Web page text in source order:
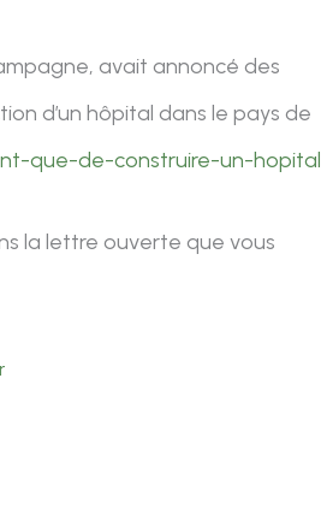
avait annoncé des
d’un hôpital dans le pays de
que-de-construire-un-hopital
la lettre ouverte que vous